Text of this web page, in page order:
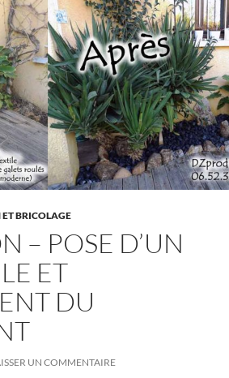
BRICOLAGE
– POSE D’UN
ET
DU
UN COMMENTAIRE